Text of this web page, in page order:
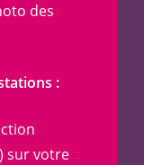
des
:
sur votre